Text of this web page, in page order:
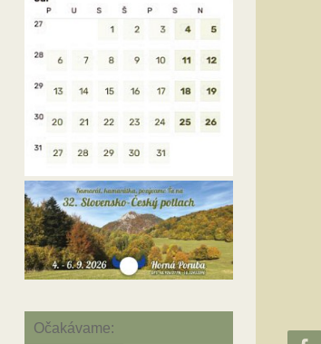
Očakávame: